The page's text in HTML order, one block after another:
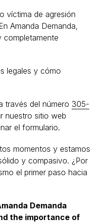
víctima de agresión
Amanda Demanda,
legales y cómo
través del número 305-
nuestro sitio web
el formulario.
momentos y estamos
y compasivo. ¿Por
el primer paso hacia
Demanda
the importance of